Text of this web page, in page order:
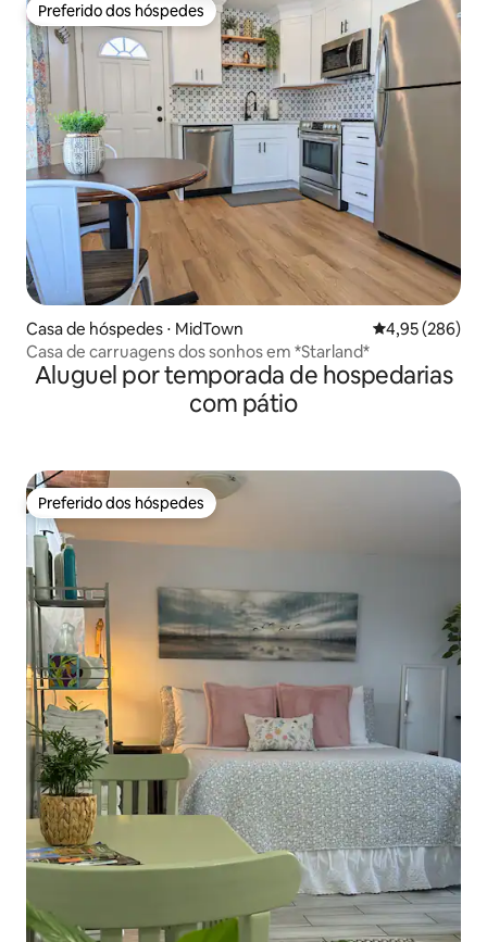
Preferido dos hóspedes
Preferido dos hóspedes
Casa de hóspedes ⋅ MidTown 4,95 de uma
4,95 (286)
Casa de carruagens dos sonhos em *Starland*
Aluguel por temporada de hospedarias
com pátio
Preferido dos hóspedes
Preferido dos hóspedes